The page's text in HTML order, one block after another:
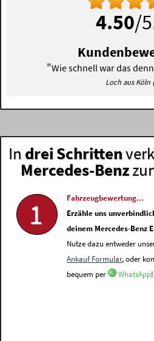
4.50/
"Wie schnell war das
Loch aus Köln (
In drei Schritten
Mercedes-Benz
1
Fahrzeugbewertung...
Erzähle uns
deinem Mercedes-Benz
Nutze dazu entweder
Ankauf Formular, oder
bequem per
WhatsApp!